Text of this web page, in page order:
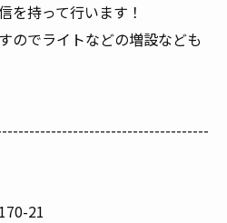
を持って行います！
のでライトなどの増設なども
21